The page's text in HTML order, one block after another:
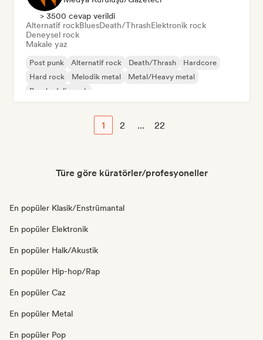
> 3500 cevap verildi
Alternatif rockBluesDeath/ThrashElektronik rock
Deneysel rock
Makale yaz
Post punk Alternatif rock Death/Thrash
Hardcore
Hard rock
Melodik metal
Metal/Heavy metal
Psychedelic rock
1 2 ... 22
Türe göre küratörler/profesyoneller
En popüler Klasik/Enstrümantal
En popüler Elektronik
En popüler Halk/Akustik
En popüler Hip-hop/Rap
En popüler Caz
En popüler Metal
En popüler Pop